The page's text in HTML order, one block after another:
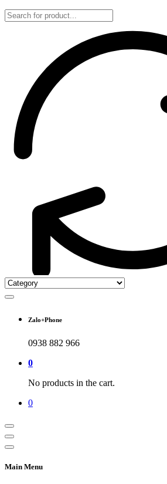
Zalo+Phone
0938 882 966
0
No products in the cart.
0
Main Menu